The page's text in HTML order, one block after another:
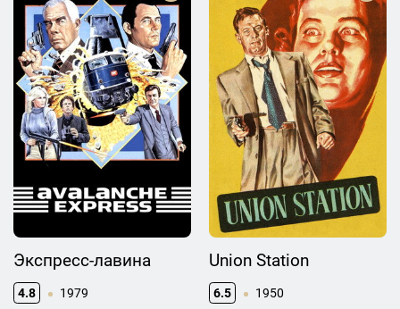
Экспресс-лавина
4.8 1979
Union Station
6.5 1950